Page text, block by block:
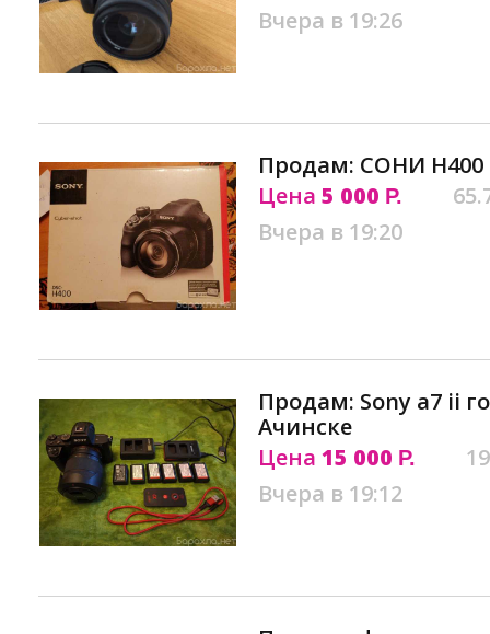
Вчера в 19:26
Продам: СОНИ Н400
Цена 5 000 Р.
Вчера в 19:20
Продам: Sony a7 ii
Ачинске
Цена 15 000 Р.
Вчера в 19:12